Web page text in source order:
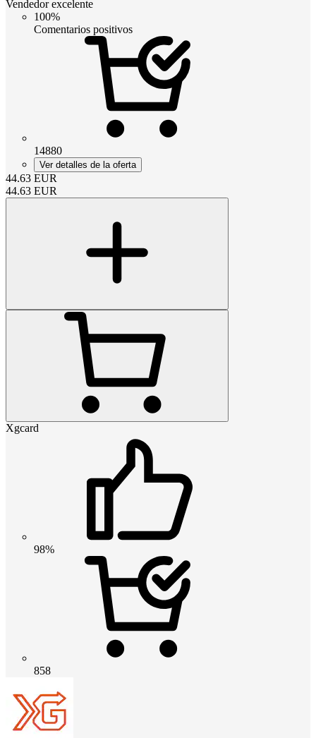
Vendedor excelente
100%
Comentarios positivos
14880
Ver detalles de la oferta
44.63 EUR
44.63 EUR
Xgcard
98%
858